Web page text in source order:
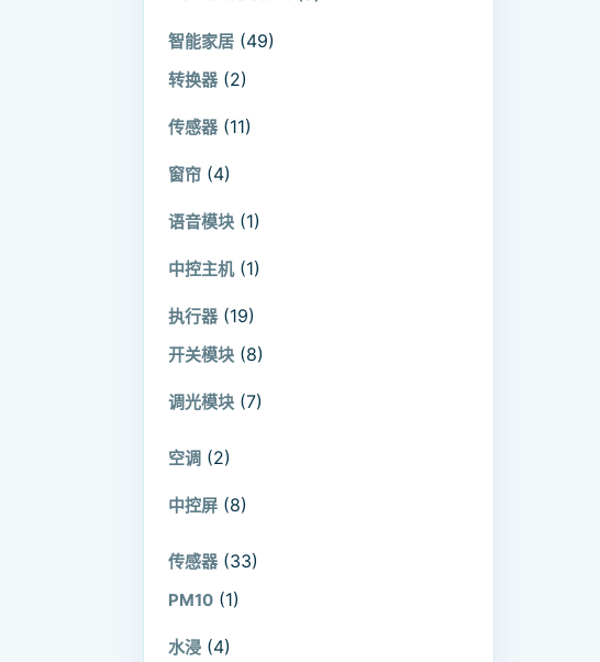
智能家居 (49)
转换器 (2)
传感器 (11)
窗帘 (4)
语音模块 (1)
中控主机 (1)
执行器 (19)
开关模块 (8)
调光模块 (7)
空调 (2)
中控屏 (8)
传感器 (33)
PM10 (1)
水浸 (4)